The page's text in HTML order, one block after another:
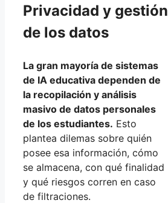
Privacidad y gestión
de los datos
La gran mayoría de sistemas
de IA educativa dependen de
la recopilación y análisis
masivo de datos personales
de los estudiantes. Esto
plantea dilemas sobre quién
posee esa información, cómo
se almacena, con qué finalidad
y qué riesgos corren en caso
de filtraciones.